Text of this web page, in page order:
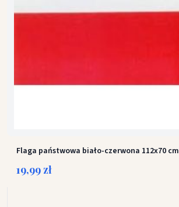
Flaga państwowa biało-czerwona 112x70 cm
19,99 zł